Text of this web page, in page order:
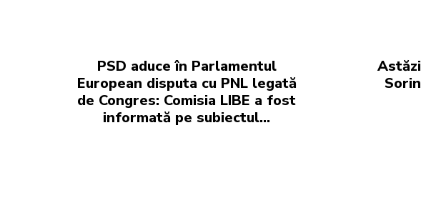
PSD aduce în Parlamentul
European disputa cu PNL legată
de Congres: Comisia LIBE a fost
informată pe subiectul…
Astăzi
Sorin